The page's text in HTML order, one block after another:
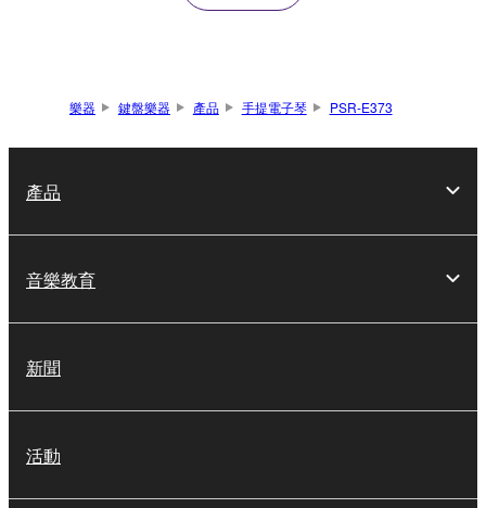
樂器 鍵盤樂器 產品 手提電子琴 PSR-E373
產品
音樂教育
新聞
活動